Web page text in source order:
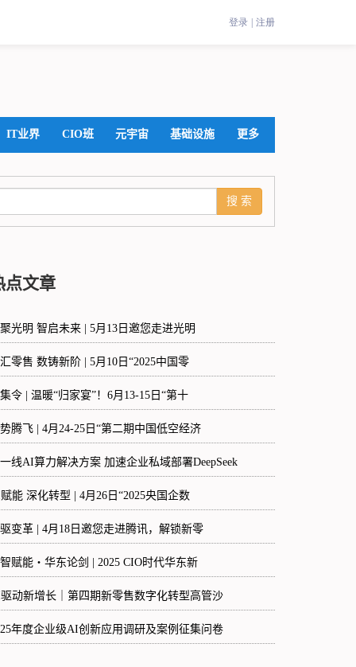
IT业界 CIO班 元宇宙 基础设施 更多
点文章
光明 智启未来 | 5月13日邀您走进光明
零售 数铸新阶 | 5月10日“2025中国零
令 | 温暖“归家宴”！6月13-15日“第十
腾飞 | 4月24-25日“第二期中国低空经济
线AI算力解决方案 加速企业私域部署DeepSeek
能 深化转型 | 4月26日“2025央国企数
变革 | 4月18日邀您走进腾讯，解锁新零
赋能・华东论剑 | 2025 CIO时代华东新
动新增长｜第四期新零售数字化转型高管沙
年度企业级AI创新应用调研及案例征集问卷